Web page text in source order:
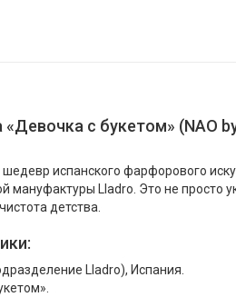
с букетом» (NAO
испанского фарфорового
мануфактуры Lladro. Это не просто
детства.
Lladro), Испания.